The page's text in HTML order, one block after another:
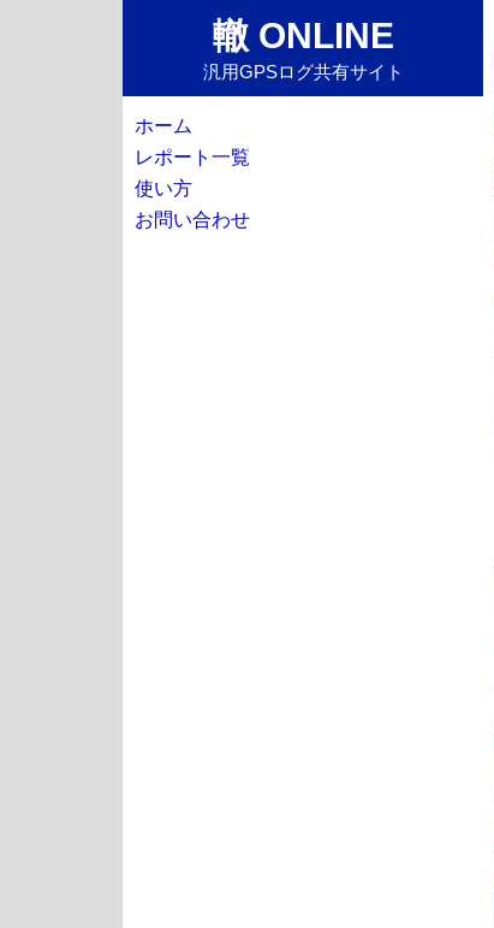
轍 ONLINE
汎用GPSログ共有サイト
ホーム
レポート一覧
使い方
お問い合わせ